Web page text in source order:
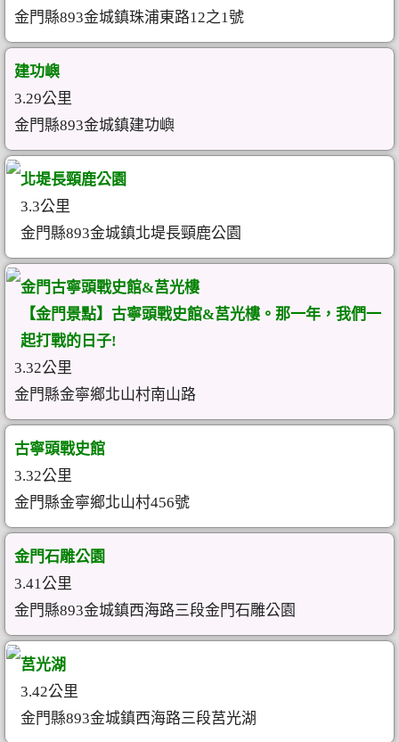
金門縣893金城鎮珠浦東路12之1號
建功嶼
3.29公里
金門縣893金城鎮建功嶼
北堤長頸鹿公園
3.3公里
金門縣893金城鎮北堤長頸鹿公園
金門古寧頭戰史館&莒光樓
【金門景點】古寧頭戰史館&莒光樓。那一年，我們一
起打戰的日子!
3.32公里
金門縣金寧鄉北山村‎南山路
古寧頭戰史館
3.32公里
金門縣金寧鄉北山村456號
金門石雕公園
3.41公里
金門縣893金城鎮西海路三段金門石雕公園
莒光湖
3.42公里
金門縣893金城鎮西海路三段莒光湖